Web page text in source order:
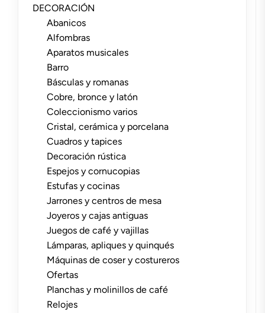
DECORACIÓN
Abanicos
Alfombras
Aparatos musicales
Barro
Básculas y romanas
Cobre, bronce y latón
Coleccionismo varios
Cristal, cerámica y porcelana
Cuadros y tapices
Decoración rústica
Espejos y cornucopias
Estufas y cocinas
Jarrones y centros de mesa
Joyeros y cajas antiguas
Juegos de café y vajillas
Lámparas, apliques y quinqués
Máquinas de coser y costureros
Ofertas
Planchas y molinillos de café
Relojes